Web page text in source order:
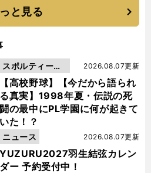
と見る
【高校野球】【今だから語られ
る真実】1998年夏・伝説の死
闘の最中にPL学園に何が起きて
いた！？
2026.08.07更新
スポルティーバ
動画
YUZURU2027羽生結弦カレン
ダー 予約受付中！
2026.08.07更新
ニュース